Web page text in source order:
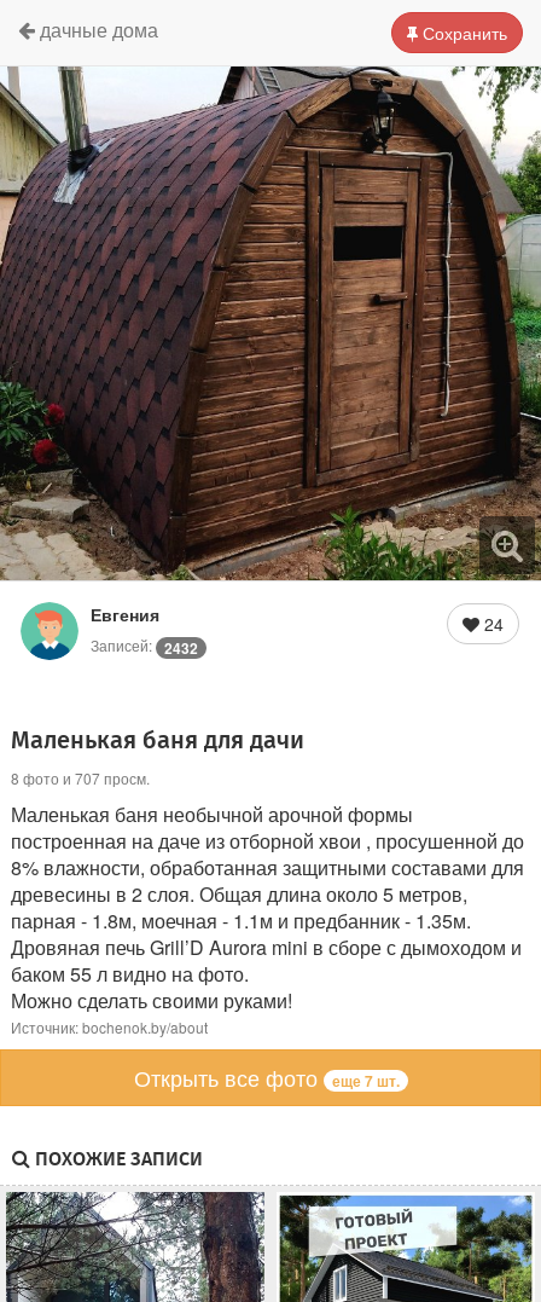
Сохранить
дачные дома
Евгения
Записей: 2432
24
Маленькая баня для дачи
8 фото и 707 просм.
Маленькая баня необычной арочной формы
построенная на даче из отборной хвои , просушенной до
8% влажности, обработанная защитными составами для
древесины в 2 слоя. Общая длина около 5 метров,
парная - 1.8м, моечная - 1.1м и предбанник - 1.35м.
Дровяная печь Grill’D Aurora mini в сборе с дымоходом и
баком 55 л видно на фото.
Можно сделать своими руками!
Источник: bochenok.by/about
Открыть все фото еще 7 шт.
ПОХОЖИЕ ЗАПИСИ